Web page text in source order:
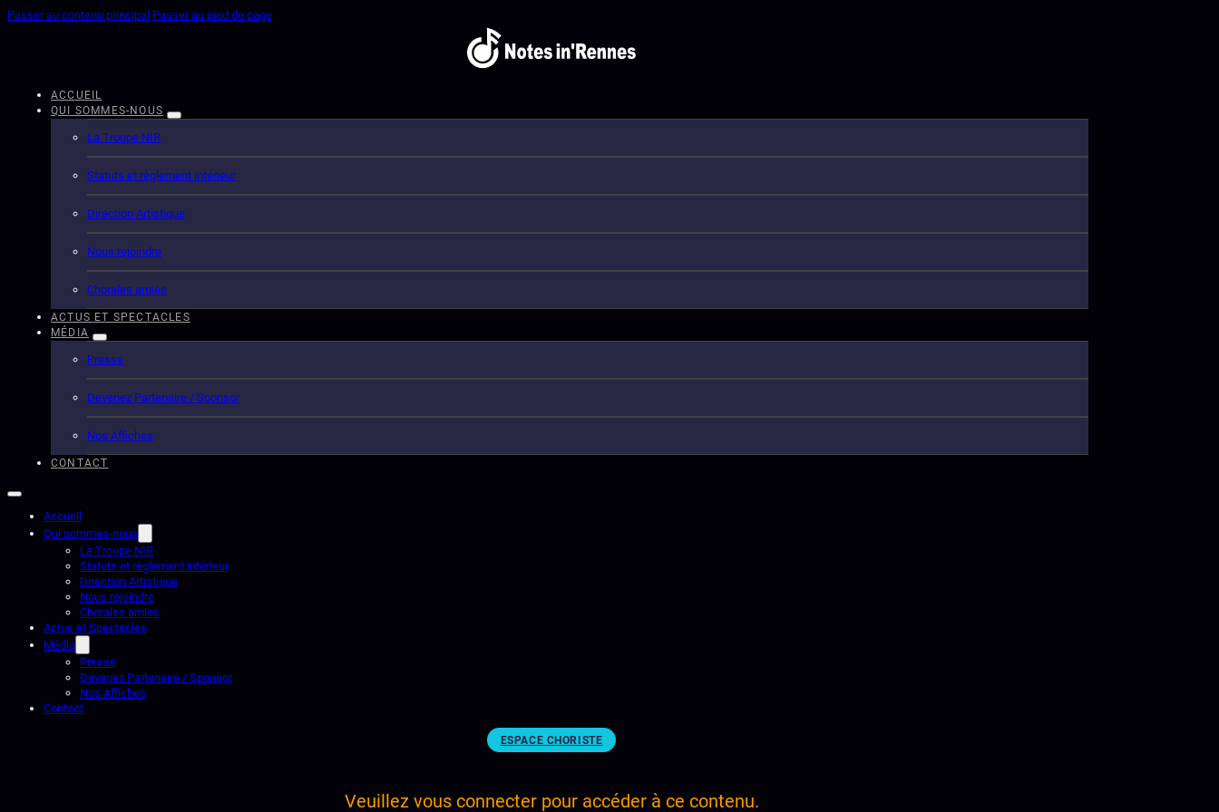
Passer au contenu principal Passer au pied de page
ACCUEIL
QUI SOMMES-NOUS
La Troupe NIR
Statuts et règlement intérieur
Direction Artistique
Nous rejoindre
Chorales amies
ACTUS ET SPECTACLES
MÉDIA
Presse
Devenez Partenaire / Sponsor
Nos Affiches
CONTACT
Accueil
Qui sommes-nous
La Troupe NIR
Statuts et règlement intérieur
Direction Artistique
Nous rejoindre
Chorales amies
Actus et Spectacles
Média
Presse
Devenez Partenaire / Sponsor
Nos Affiches
Contact
ESPACE CHORISTE
Veuillez vous connecter pour accéder à ce contenu.